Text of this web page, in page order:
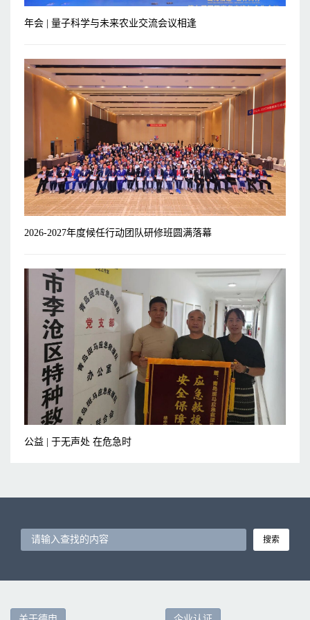
年会 | 量子科学与未来农业交流会议相逢
2026-2027年度候任行动团队研修班圆满落幕
公益 | 于无声处 在危急时
搜索